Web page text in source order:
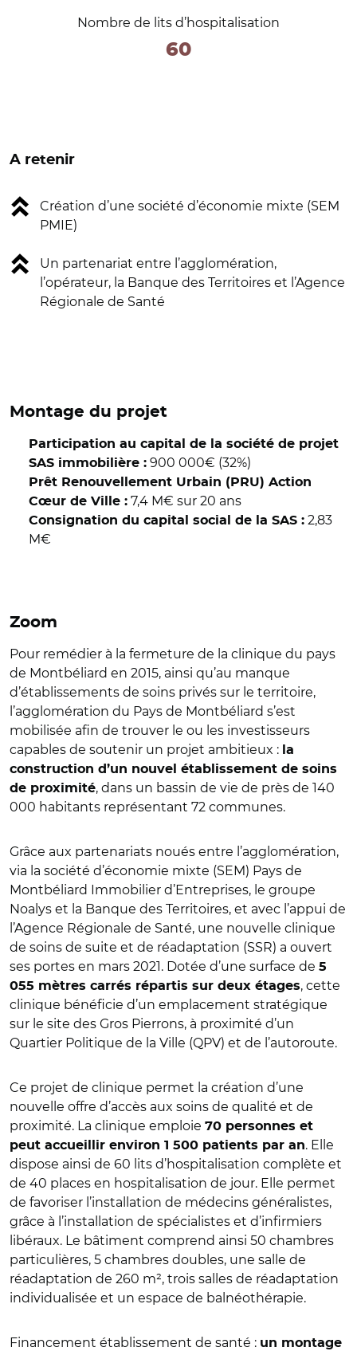
Nombre de lits d’hospitalisation
60
A retenir
Création d’une société d’économie mixte (SEM
PMIE)
Un partenariat entre l’agglomération,
l’opérateur, la Banque des Territoires et l’Agence
Régionale de Santé
Montage du projet
Participation au capital de la société de projet
SAS immobilière : 900 000€ (32%)
Prêt Renouvellement Urbain (PRU) Action
Cœur de Ville : 7,4 M€ sur 20 ans
Consignation du capital social de la SAS : 2,83
M€
Zoom
Pour remédier à la fermeture de la clinique du pays
de Montbéliard en 2015, ainsi qu’au manque
d’établissements de soins privés sur le territoire,
l’agglomération du Pays de Montbéliard s’est
mobilisée afin de trouver le ou les investisseurs
capables de soutenir un projet ambitieux : la
construction d’un nouvel établissement de soins
de proximité, dans un bassin de vie de près de 140
000 habitants représentant 72 communes.
Grâce aux partenariats noués entre l’agglomération,
via la société d’économie mixte (SEM) Pays de
Montbéliard Immobilier d’Entreprises, le groupe
Noalys et la Banque des Territoires, et avec l’appui de
l’Agence Régionale de Santé, une nouvelle clinique
de soins de suite et de réadaptation (SSR) a ouvert
ses portes en mars 2021. Dotée d’une surface de 5
055 mètres carrés répartis sur deux étages, cette
clinique bénéficie d’un emplacement stratégique
sur le site des Gros Pierrons, à proximité d’un
Quartier Politique de la Ville (QPV) et de l’autoroute.
Ce projet de clinique permet la création d’une
nouvelle offre d’accès aux soins de qualité et de
proximité. La clinique emploie 70 personnes et
peut accueillir environ 1 500 patients par an. Elle
dispose ainsi de 60 lits d’hospitalisation complète et
de 40 places en hospitalisation de jour. Elle permet
de favoriser l’installation de médecins généralistes,
grâce à l’installation de spécialistes et d’infirmiers
libéraux. Le bâtiment comprend ainsi 50 chambres
particulières, 5 chambres doubles, une salle de
réadaptation de 260 m², trois salles de réadaptation
individualisée et un espace de balnéothérapie.
Financement établissement de santé : un montage